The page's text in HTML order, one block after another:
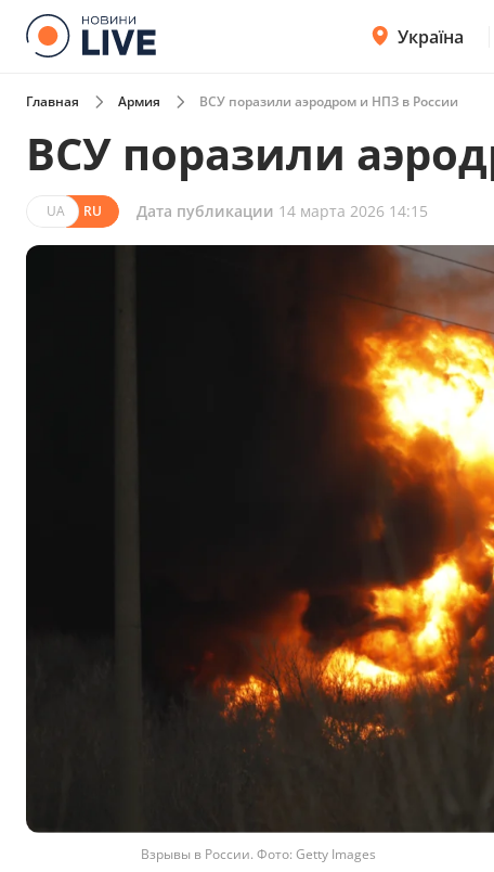
Україна
Главная Армия ВСУ поразили аэродром и НПЗ в России
ВСУ поразили
UA RU Дата публикации 14 марта 2026 14:15
Взрывы в России. Фото: Getty Images